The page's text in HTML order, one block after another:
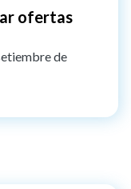
ofertas
de